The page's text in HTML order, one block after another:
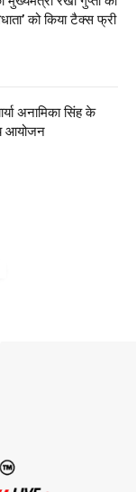
को किया टैक्स फ्री
अनामिका सिंह के
आयोजन